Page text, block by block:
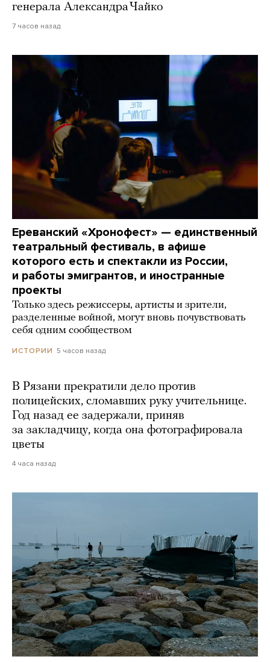
генерала Александра Чайко
7 часов назад
Ереванский «Хронофест» — единственный
театральный фестиваль, в афише
которого есть и спектакли из России,
и работы эмигрантов, и иностранные
проекты
Только здесь режиссеры, артисты и зрители,
разделенные войной, могут вновь почувствовать
себя одним сообществом
ИСТОРИИ 5 часов назад
В Рязани прекратили дело против
полицейских, сломавших руку учительнице.
Год назад ее задержали, приняв
за закладчицу, когда она фотографировала
цветы
4 часа назад